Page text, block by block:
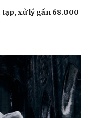
xử lý gần 68.000